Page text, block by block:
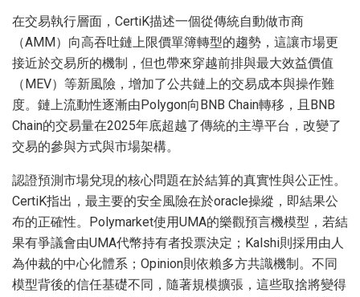
在交易執行層面，CertiK描述一個從傳統自動做市商
（AMM）向高吞吐鏈上限價單簿轉型的趨勢，這讓市場更
接近於交易所的機制，但也帶來穿越前排與最大效益價值
（MEV）等新風險，增加了公共鏈上的交易成本與操作難
度。鏈上流動性逐漸由Polygon向BNB Chain轉移，且BNB
Chain的交易量在2025年底超越了傳統的主導平台，改變了
交易的參與方式與市場架構。
認證預測市場兌現的核心問題在於結算的真實性與公正性。
CertiK指出，最主要的安全風險在於oracle操縱，即結果公
布的正確性。Polymarket使用UMA的樂觀預言機模型，若結
果有爭議會由UMA代幣持有者投票決定；Kalshi則採用由人
為仲裁的中心化體系；Opinion則依賴多方共識機制。不同
模型背後的信任基礎不同，隨著規模擴張，這些取捨將變得